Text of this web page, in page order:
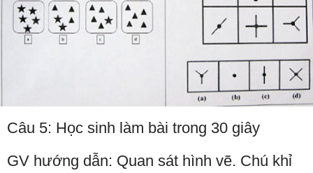
Câu 5: Học sinh làm bài trong 30 giây
GV hướng dẫn: Quan sát hình vẽ. Chú khỉ